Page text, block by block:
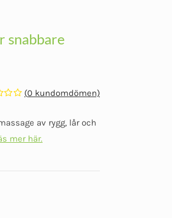
snabbare
(0 kundomdömen)
av rygg, lår och
mer här.